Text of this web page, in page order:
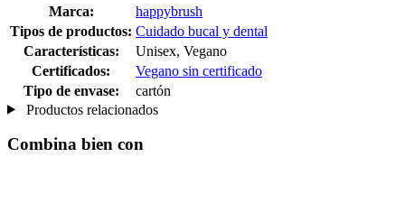
Marca:
happybrush
Tipos de productos: Cuidado bucal y dental
Características:
Unisex, Vegano
Certificados:
Vegano sin certificado
Tipo de envase:
cartón
Productos relacionados
Combina bien con